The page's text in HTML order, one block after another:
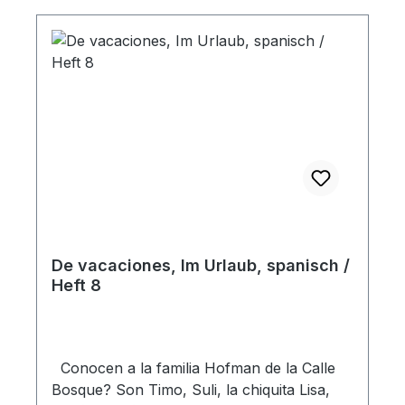
como perdonar a otros, como hablar al
prójimo de Jesús, como ser fiel en lo poco,
como confiar en Dios y estar agradecido
De vacaciones, Im Urlaub, spanisch /
Heft 8
Conocen a la familia Hofman de la Calle
Bosque? Son Timo, Suli, la chiquita Lisa,